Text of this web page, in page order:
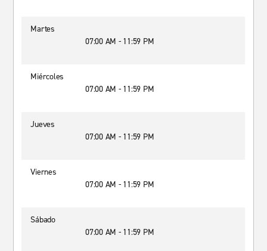
Martes
07:00 AM - 11:59 PM
Miércoles
07:00 AM - 11:59 PM
Jueves
07:00 AM - 11:59 PM
Viernes
07:00 AM - 11:59 PM
Sábado
07:00 AM - 11:59 PM